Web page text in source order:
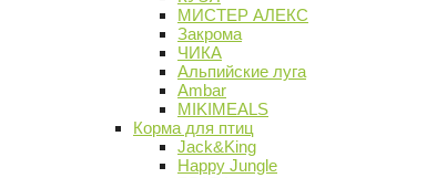
МИСТЕР АЛЕКС
Закрома
ЧИКА
Альпийские луга
Ambar
MIKIMEALS
Корма для птиц
Jack&King
Happy Jungle